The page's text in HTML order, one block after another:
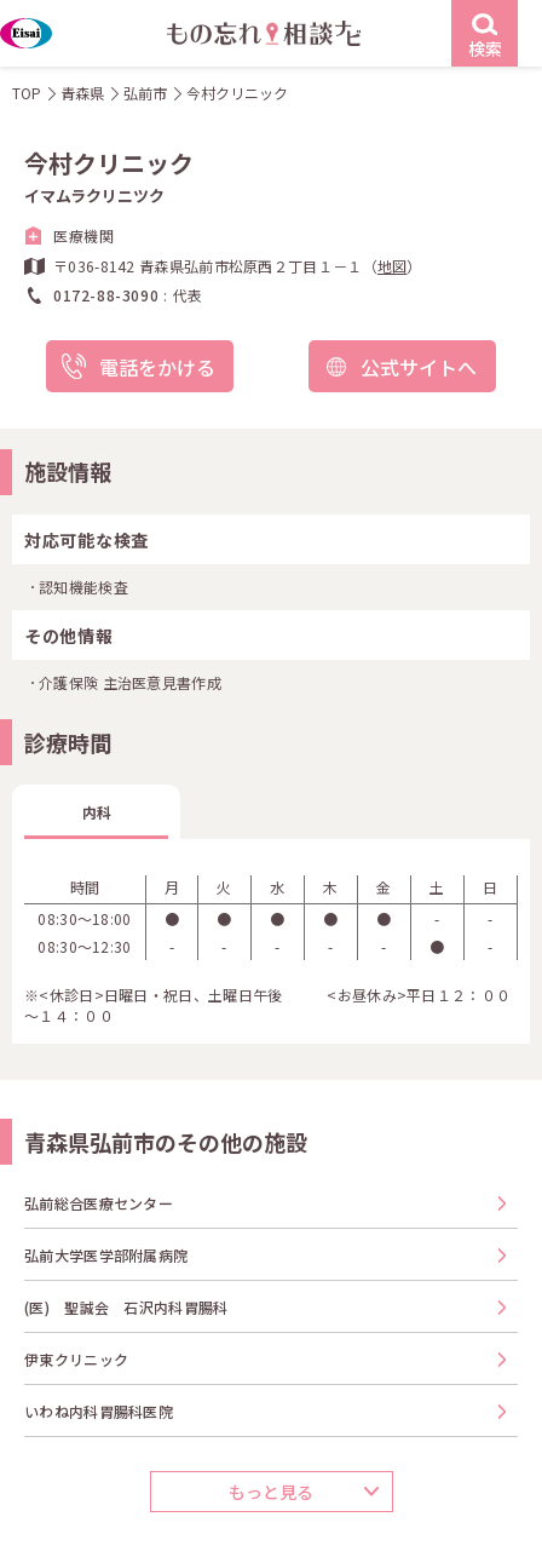
検索
TOP 青森県 弘前市 今村クリニック
今村クリニック
イマムラクリニツク
医療機関
〒036-8142 青森県弘前市松原西２丁目１－１（地図）
0172-88-3090
代表
電話をかける 公式サイトへ
施設情報
対応可能な検査
認知機能検査
その他情報
介護保険 主治医意見書作成
診療時間
内科
時間 月 火 水 木 金 土
日
08:30〜18:00
● ● ● ● ● -
-
08:30〜12:30
- - - - - ● -
※<休診日>日曜日・祝日、土曜日午後 <お昼休み>平日１２：００
～１４：００
青森県弘前市のその他の施設
弘前総合医療センター
弘前大学医学部附属病院
(医) 聖誠会 石沢内科胃腸科
伊東クリニック
いわね内科胃腸科医院
もっと見る